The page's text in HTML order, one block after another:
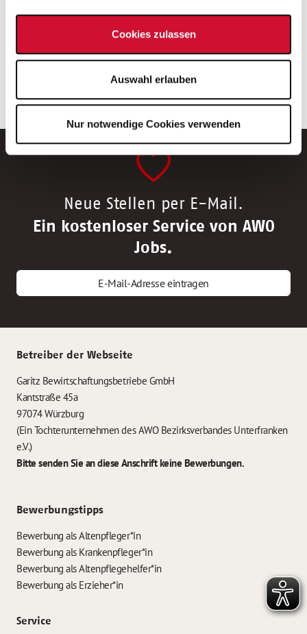
Cookies zulassen
Auswahl erlauben
Nur notwendige Cookies verwenden
Altenpfleger Jobs in Augsburg
Altenpfleger Jobs in Schwabach
Neue Stellen per E-Mail.
Ein kostenloser Service von AWO
Jobs.
E-Mail-Adresse eintragen
Betreiber der Webseite
Garitz Bewirtschaftungsbetriebe GmbH
Kantstraße 45a
97074 Würzburg
(Ein Tochterunternehmen des AWO Bezirksverbandes Unterfranken
e.V.)
Bitte senden Sie an diese Anschrift keine Bewerbungen.
Bewerbungstipps
Bewerbung als Altenpfleger*in
Bewerbung als Krankenpfleger*in
Bewerbung als Altenpflegehelfer*in
Bewerbung als Erzieher*in
Service